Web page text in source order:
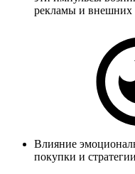
рекламы и внешних
Влияние
покупки и